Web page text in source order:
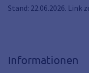
Stand: 22.06.2026. Link
Informationen